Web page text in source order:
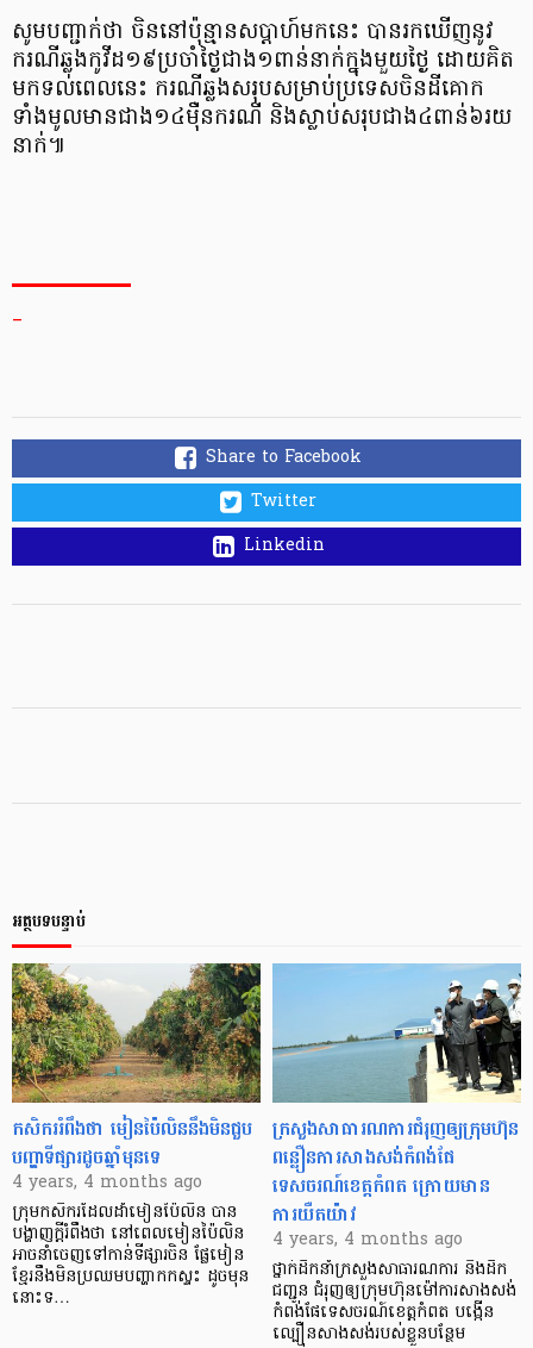
សូម​បញ្ជាក់​ថា ចិន​នៅ​ប៉ុន្មាន​ស​ប្ដា​ហ៍​មកនេះ បាន​រក​ឃើញ​នូវ​
ករណី​ឆ្លង​កូ​វី​ដ​១៩​ប្រចាំ​ថ្ងៃ​ជាង​១​ពាន់​នាក់​ក្នុង​មួយ​ថ្ងៃ ដោយ​គិត​
មក​ទល់​ពេល​នេះ ករណី​ឆ្លង​សរុប​សម្រាប់​ប្រទេស​ចិនដីគោក​
ទាំងមូល​មាន​ជាង​១៤​ម៉ឺន​ករណី និង​ស្លាប់​សរុប​ជាង​៤​ពាន់​៦​រយ​
នាក់​៕
_
Share to Facebook
Twitter
Linkedin
អត្ថបទបន្ទាប់
កសិកររំពឹងថា មៀនប៉ៃលិននឹងមិនជួប
បញ្ហាទីផ្សារដូចឆ្នាំមុនទេ
4 years, 4 months ago
ក្រុមកសិករដែលដាំមៀនប៉ៃលិន បាន
បង្ហាញក្ដីរំពឹងថា នៅពេលមៀនប៉ៃលិន
អាចនាំចេញទៅកាន់ទីផ្សារចិន ផ្លែមៀន
ខ្មែរនឹងមិនប្រឈមបញ្ហាកកស្ទះ ដូចមុន
នោះទ…
ក្រសួងសាធារណការជំរុញឲ្យក្រុមហ៊ុន
ពន្លឿនការសាងសង់កំពង់ផែ
ទេសចរណ៍ខេត្តកំពត ក្រោយមាន
ការយឺតយ៉ាវ
4 years, 4 months ago
ថ្នាក់ដឹកនាំក្រសួងសាធារណការ និងដឹក
ជញ្ជូន ជំរុញឲ្យក្រុមហ៊ុនម៉ៅការសាងសង់
កំពង់ផែទេសចរណ៍ខេត្តកំពត បង្កើន
ល្បឿនសាងសង់របស់ខ្លួនបន្ថែម